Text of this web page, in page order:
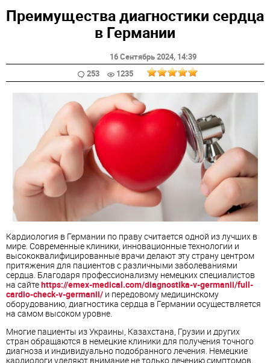
Преимущества диагностики сердца
в Германии
16 Сентябрь 2024, 14:39
253
1235
Кардиология в Германии по праву считается одной из лучших в
мире. Современные клиники, инновационные технологии и
высококвалифицированные врачи делают эту страну центром
притяжения для пациентов с различными заболеваниями
сердца. Благодаря профессионализму немецких специалистов
на сайтеhttps://emex-medical.com/diagnostika-v-germanii/full-
cardio-check-v-germanii/ и передовому медицинскому
оборудованию, диагностика сердца в Германии осуществляется
на самом высоком уровне.
Многие пациенты из Украины, Казахстана, Грузии и других
стран обращаются в немецкие клиники для получения точного
диагноза и индивидуально подобранного лечения. Немецкие
кардиологи уделяют внимание не только лечению симптомов,